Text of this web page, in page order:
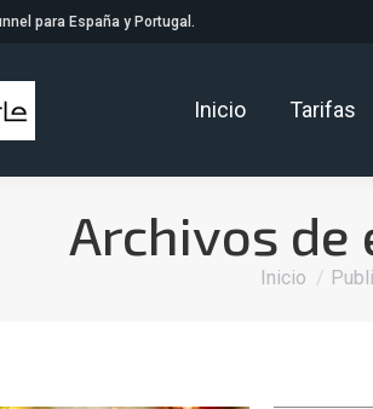
para España y Portugal.
Inicio Tarifas
Archivos de
Estás aquí:
Inicio